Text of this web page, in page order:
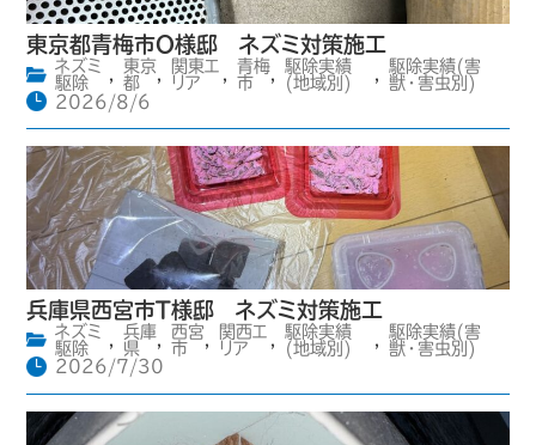
東京都青梅市O様邸 ネズミ対策施工
ネズミ
駆除
,
東京
都
,
関東エ
リア
,
青梅
市
,
駆除実績
(地域別)
,
駆除実績(害
獣・害虫別)
2026/8/6
兵庫県西宮市T様邸 ネズミ対策施工
ネズミ
駆除
,
兵庫
県
,
西宮
市
,
関西エ
リア
,
駆除実績
(地域別)
,
駆除実績(害
獣・害虫別)
2026/7/30